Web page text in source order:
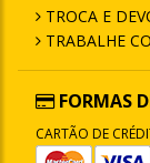
TROCA E
TRABALHE
FORMAS
CARTÃO DE